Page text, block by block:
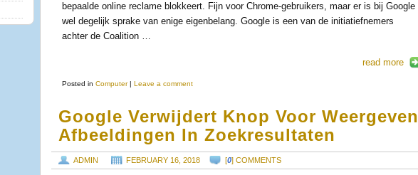
bepaalde online reclame blokkeert. Fijn voor Chrome-gebruikers, maar er is bij Google
wel degelijk sprake van enige eigenbelang. Google is een van de initiatiefnemers
achter de Coalition …
read more
Posted in Computer | Leave a comment
Google Verwijdert Knop Voor Weergeven
Afbeeldingen In Zoekresultaten
ADMIN FEBRUARY 16, 2018 [0] COMMENTS